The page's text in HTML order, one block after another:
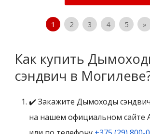
1 2 3 4 5 »
Как купить
сэндвич в
✔️ Закажите Дымоходы
на нашем официальном сайте